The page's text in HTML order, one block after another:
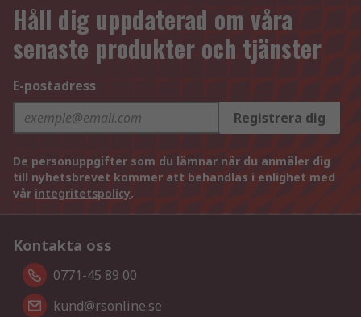
Håll dig uppdaterad om våra
senaste produkter och tjänster
E-postadress
Registrera dig
De personuppgifter som du lämnar när du anmäler dig
till nyhetsbrevet kommer att behandlas i enlighet med
vår integritetspolicy.
Kontakta oss
0771-45 89 00
kund@rsonline.se